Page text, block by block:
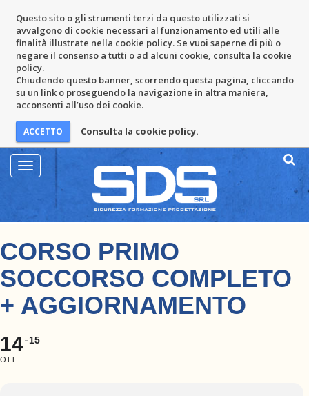
Questo sito o gli strumenti terzi da questo utilizzati si
avvalgono di cookie necessari al funzionamento ed utili alle
finalità illustrate nella cookie policy. Se vuoi saperne di più o
negare il consenso a tutti o ad alcuni cookie, consulta la cookie
policy.
Chiudendo questo banner, scorrendo questa pagina, cliccando
su un link o proseguendo la navigazione in altra maniera,
acconsenti all’uso dei cookie.
Consulta la cookie policy.
Mostra
Menu
CORSO PRIMO
SOCCORSO COMPLETO
+ AGGIORNAMENTO
14
OTT
15